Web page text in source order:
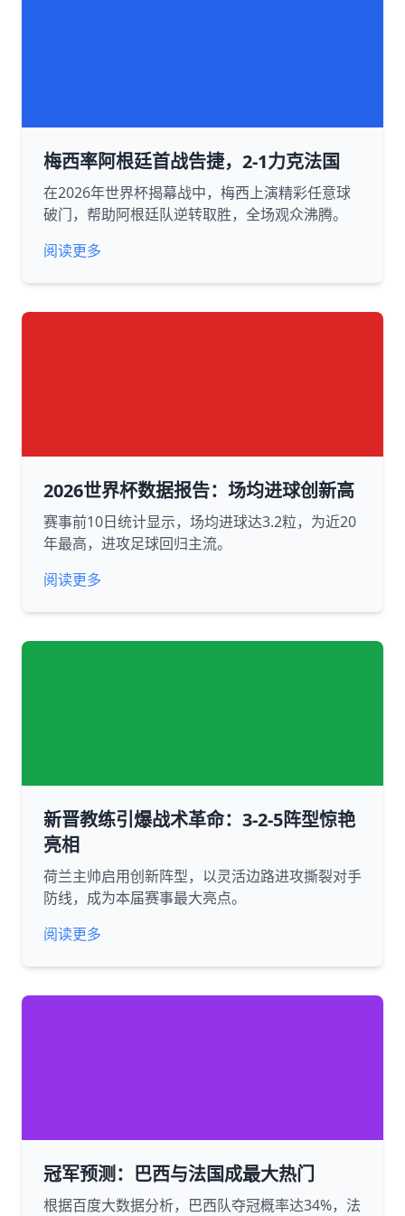
梅西率阿根廷首战告捷，2-1力克法国
在2026年世界杯揭幕战中，梅西上演精彩任意球
破门，帮助阿根廷队逆转取胜，全场观众沸腾。
阅读更多
2026世界杯数据报告：场均进球创新高
赛事前10日统计显示，场均进球达3.2粒，为近20
年最高，进攻足球回归主流。
阅读更多
新晋教练引爆战术革命：3-2-5阵型惊艳
亮相
荷兰主帅启用创新阵型，以灵活边路进攻撕裂对手
防线，成为本届赛事最大亮点。
阅读更多
冠军预测：巴西与法国成最大热门
根据百度大数据分析，巴西队夺冠概率达34%，法